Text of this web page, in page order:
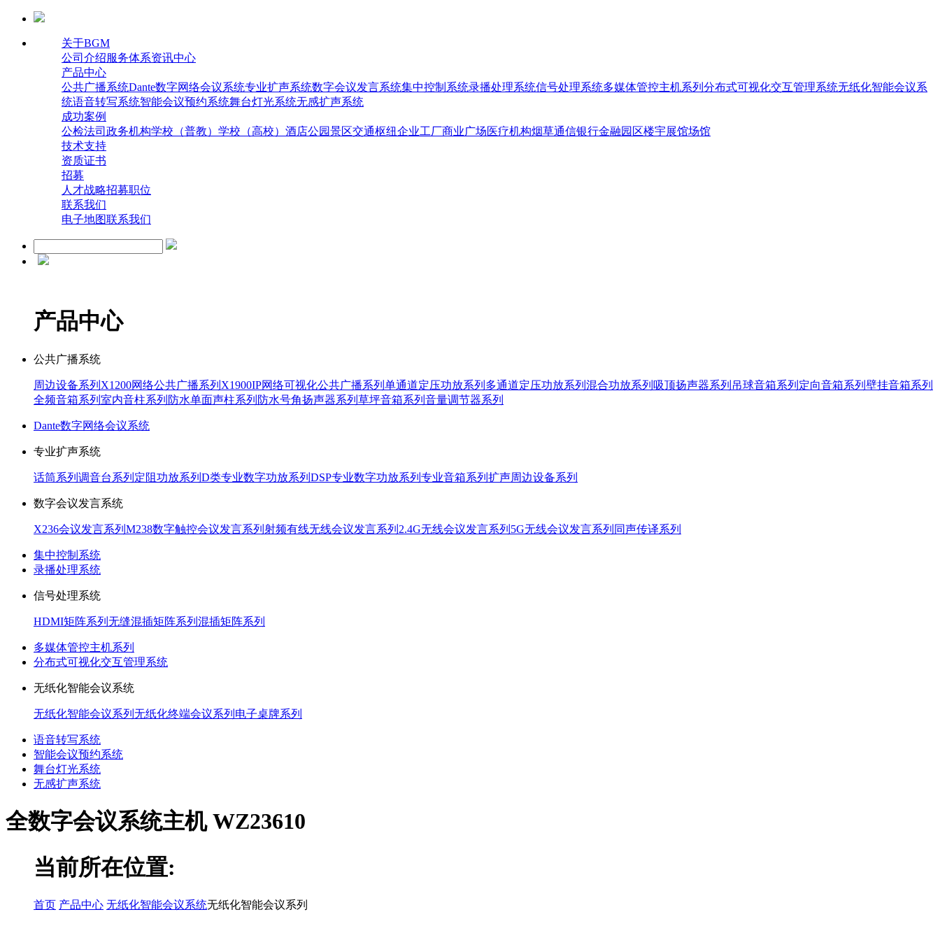
关于BGM
公司介绍服务体系资讯中心
产品中心
公共广播系统Dante数字网络会议系统专业扩声系统数字会议发言系统集中控制系统录播处理系统信号处理系统多媒体管控主机系列 分布式可视化交互管理系统无纸化智能会议系
统语音转写系统智能会议预约系统舞台灯光系统无感扩声系统
成功案例
公检法司 政务机构学校（普教） 学校（高校） 酒店公园景区交通枢纽企业工厂商业广场医疗机构烟草通信银行金融园区楼宇展馆场馆
技术支持
资质证书
招募
人才战略招募职位
联系我们
电子地图联系我们
产品中心
公共广播系统
周边设备系列 X1200网络公共广播系列 X1900IP网络可视化公共广播系列 单通道定压功放系列 多通道定压功放系列 混合功放系列 吸顶扬声器系列 吊球音箱系列 定向音箱系列 壁挂音箱系列
全频音箱系列 室内音柱系列 防水单面声柱系列 防水号角扬声器系列 草坪音箱系列 音量调节器系列
Dante数字网络会议系统
专业扩声系统
话筒系列 调音台系列 定阻功放系列 D类专业数字功放系列 DSP专业数字功放系列 专业音箱系列 扩声周边设备系列
数字会议发言系统
X236会议发言系列 M238数字触控会议发言系列 射频有线无线会议发言系列 2.4G无线会议发言系列 5G无线会议发言系列 同声传译系列
集中控制系统
录播处理系统
信号处理系统
HDMI矩阵系列 无缝混插矩阵系列 混插矩阵系列
多媒体管控主机系列
分布式可视化交互管理系统
无纸化智能会议系统
无纸化智能会议系列 无纸化终端会议系列 电子桌牌系列
语音转写系统
智能会议预约系统
舞台灯光系统
无感扩声系统
全数字会议系统主机 WZ23610
当前所在位置:
首页 产品中心 无纸化智能会议系统无纸化智能会议系列